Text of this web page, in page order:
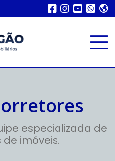
especializada de
imóveis.